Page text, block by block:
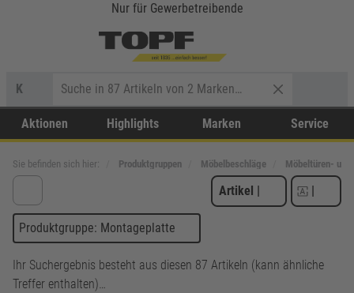
Nur für Gewerbetreibende
K
Aktionen Highlights Marken Service
Sie befinden sich hier: Produktgruppen Möbelbeschläge Möbeltüren- und
Artikel | |
Produktgruppe: Montageplatte
Ihr Suchergebnis besteht aus diesen 87 Artikeln (kann ähnliche
Treffer enthalten)…